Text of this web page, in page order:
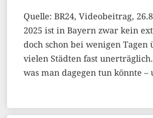
Quelle: BR24, Videobeitrag,
2025 ist in Bayern zwar kein
doch schon bei wenigen Tagen
vielen Städten fast
was man dagegen tun könnte –